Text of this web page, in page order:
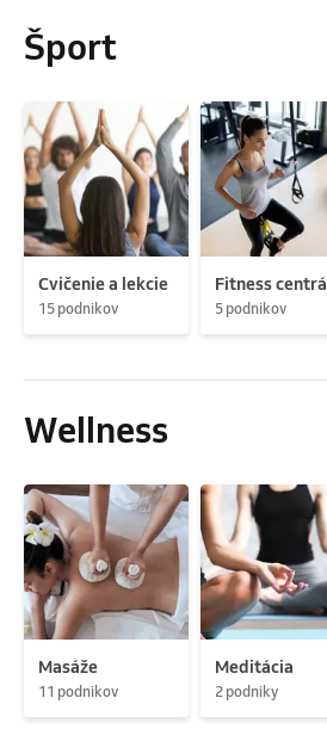
Šport
Cvičenie a lekcie
15 podnikov
Fitness centrá
5 podnikov
Wellness
Masáže
11 podnikov
Meditácia
2 podniky